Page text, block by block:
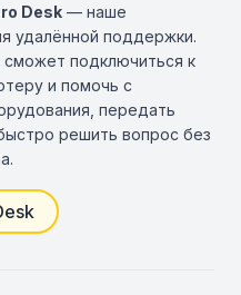
Desk — наше
удалённой поддержки.
подключиться к
и помочь с
передать
решить вопрос без